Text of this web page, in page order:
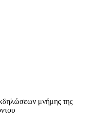
μνήμης της